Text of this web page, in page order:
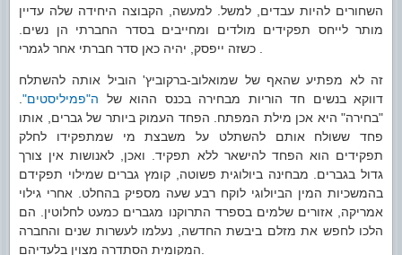
השחורים להיות עבדים, למשל. למעשה, הקבוצה היחידה שלה עדיין
מותר לייחס תפקידים מולדים ומחייבים בסדר החברתי הן נשים.
זה לא מפתיע שהאף של שמואלוב-ברקוביץ' הוביל אותה להשתלח
דווקא בנשים חד הוריות מבחירה בכנס ההוא של ה"פמיליסטים"
"בחירה" היא אכן מילת המפתח. הפחד העמוק ביותר של גברים, אותו
פחד ששולח אותם להשתלט על משבצת מי שמתפקידו לחלק
תפקידים הוא הפחד להישאר ללא תפקיד. ואכן, לאנושות אין צורך
גדול בגברים. מבחינה ביולוגית פשוטה, קומץ גברים שמילוי תפקידם
בהמשכיות המין הביולוגי לוקח רבע שעה מספיק בהחלט. אחרי גילוי
אמריקה, אזורים שלמים בספרד התרוקנו מגברים כמעט לחלוטין. הם
הלכו לחפש את מזלם ביבשת החדשה, נעלמו לעשרות שנים והחברה